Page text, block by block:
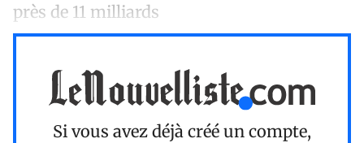
près de 11 milliards
Si vous avez déjà créé un compte,